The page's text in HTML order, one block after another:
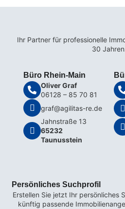
Ihr Partner für professionelle
30
Büro Rhein-Main
Oliver Graf
06128 – 85 70 81
graf@agilitas-re.de
Jahnstraße 13
65232
Taunusstein
Persönliches Suchprofil
Erstellen Sie jetzt Ihr persönliches
künftig passende